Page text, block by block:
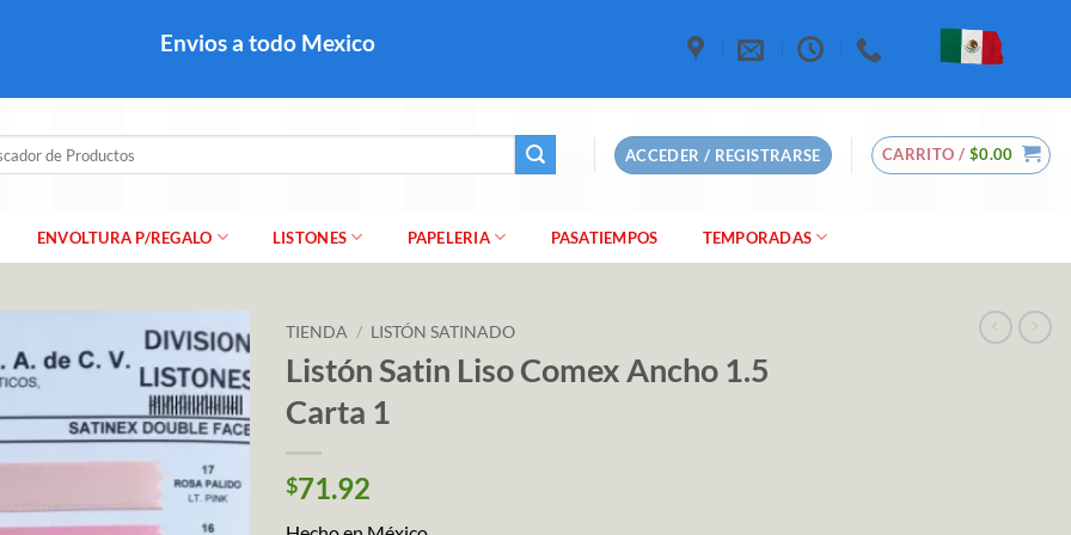
Envios a todo Mexico
ACCEDER / REGISTRARSE CARRITO / $0.00
ENVOLTURA P/REGALO LISTONES PAPELERIA PASATIEMPOS TEMPORADAS
TIENDA / LISTÓN SATINADO
Listón Satin Liso Comex Ancho 1.5
Carta 1
$71.92